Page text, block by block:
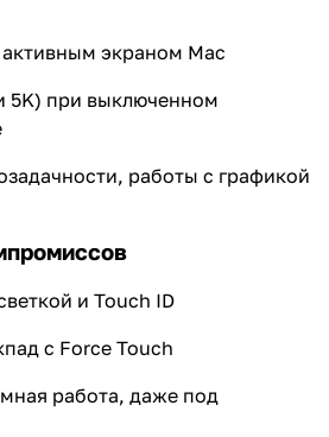
экраном Mac
5K) при выключенном
работы с графикой
и Touch ID
с Force Touch
работа, даже под